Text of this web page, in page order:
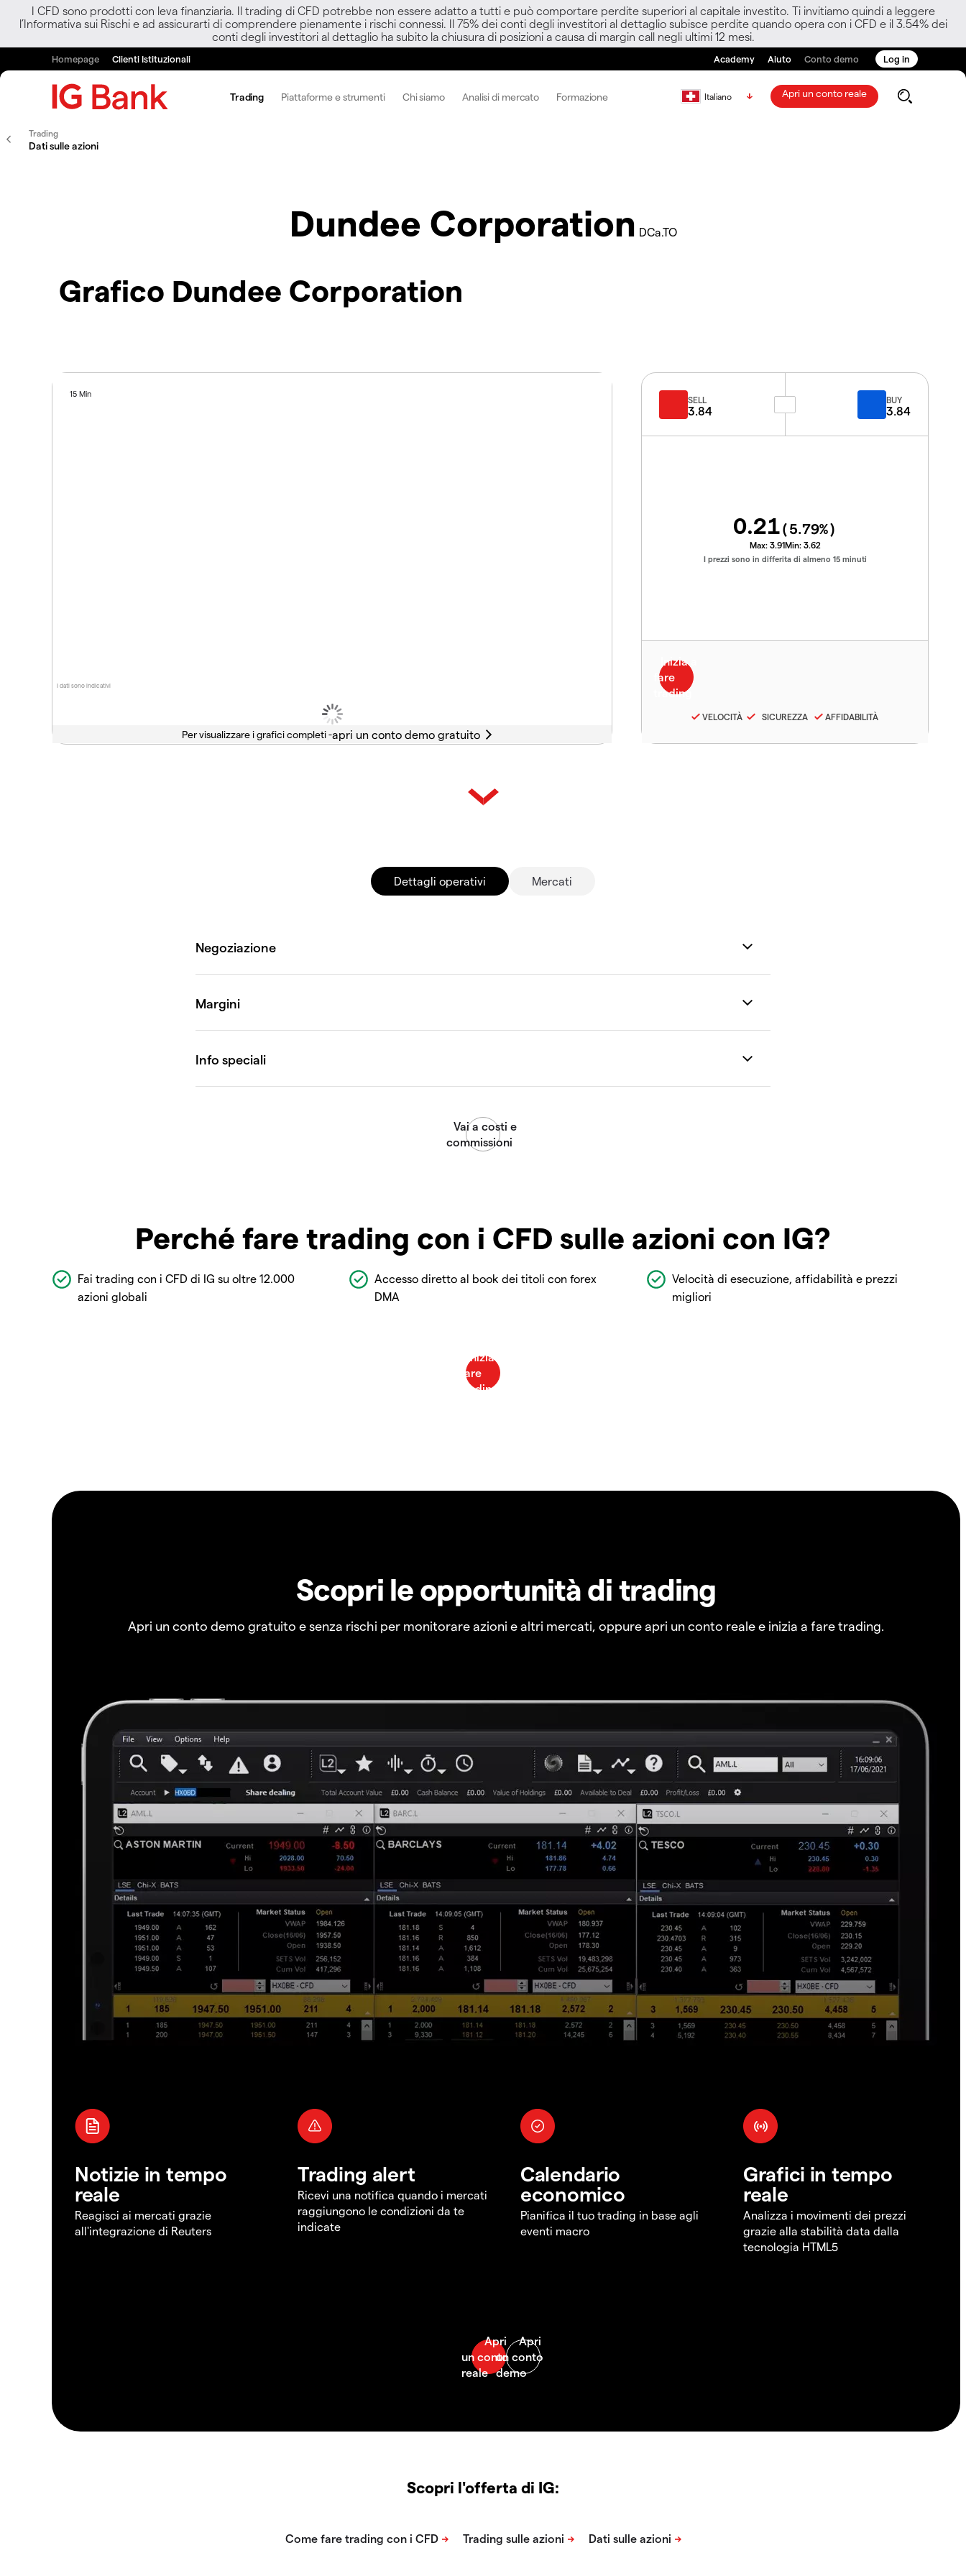
I CFD sono prodotti con leva finanziaria. Il trading di CFD potrebbe non essere adatto a tutti e può comportare perdite superiori al capitale investito. Ti invitiamo quindi a leggere
l’Informativa sui Rischi e ad assicurarti di comprendere pienamente i rischi connessi. Il 75% dei conti degli investitori al dettaglio subisce perdite quando opera con i CFD e il 3.54% dei
conti degli investitori al dettaglio ha subito la chiusura di posizioni a causa di margin call negli ultimi 12 mesi.
Homepage Clienti Istituzionali Academy Aiuto Conto demo Log in
Trading Piattaforme e strumenti Chi siamo Analisi di mercato Formazione Italiano Apri un conto reale
Trading
Dati sulle azioni
Dundee Corporation DCa.TO
Grafico Dundee Corporation
I dati sono indicativi
15 Min
Per visualizzare i grafici completi -
SELL
3.84
BUY
3.84
0.21(5.79%)
Max: 3.91Min: 3.62
I prezzi sono in differita di almeno 15 minuti
VELOCITÀ SICUREZZA AFFIDABILITÀ
Dettagli operativi Mercati
Perché fare trading con i CFD sulle azioni con IG?
Fai trading con i CFD di IG su oltre 12.000
azioni globali
Accesso diretto al book dei titoli con forex
DMA
Velocità di esecuzione, affidabilità e prezzi
migliori
Scopri le opportunità di trading
Apri un conto demo gratuito e senza rischi per monitorare azioni e altri mercati, oppure apri un conto reale e inizia a fare trading.
Notizie in tempo
reale
Reagisci ai mercati grazie
all'integrazione di Reuters
Trading alert
Ricevi una notifica quando i mercati
raggiungono le condizioni da te
indicate
Calendario
economico
Pianifica il tuo trading in base agli
eventi macro
Grafici in tempo
reale
Analizza i movimenti dei prezzi
grazie alla stabilità data dalla
tecnologia HTML5
Scopri l'offerta di IG: